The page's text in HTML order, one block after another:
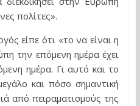
πολίτες».
είπε ότι «το να είναι η
την επόμενη ημέρα έχει
ημέρα. Γι αυτό και το
και πόσο σημαντική
από πειραματισμούς της